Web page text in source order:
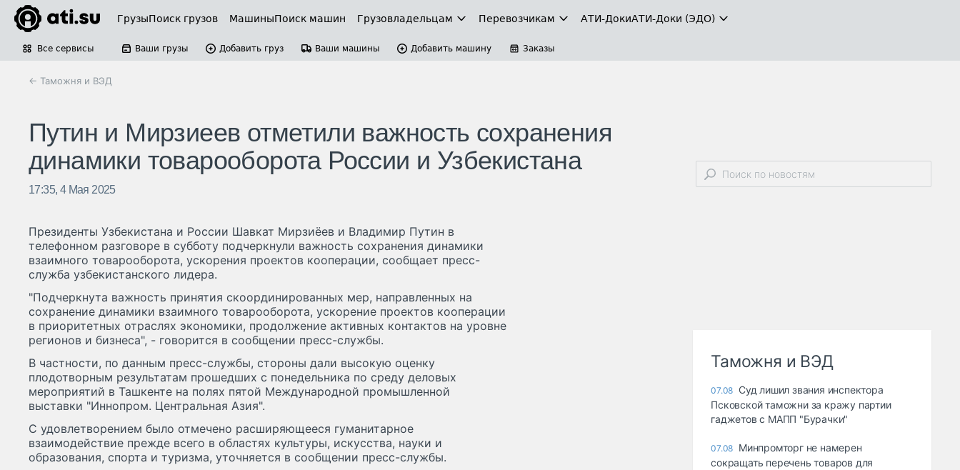
ГрузыПоиск грузов МашиныПоиск машин Грузовладельцам Перевозчикам АТИ-ДокиАТИ-Доки (ЭДО)
Все сервисы Ваши грузы Добавить груз Ваши машины Добавить машину Заказы
← Таможня и ВЭД
Путин и Мирзиеев отметили важность сохранения
динамики товарооборота России и Узбекистана
17:35, 4 Мая 2025
Президенты Узбекистана и России Шавкат Мирзиёев и Владимир Путин в
телефонном разговоре в субботу подчеркнули важность сохранения динамики
взаимного товарооборота, ускорения проектов кооперации, сообщает пресс-
служба узбекистанского лидера.
"Подчеркнута важность принятия скоординированных мер, направленных на
сохранение динамики взаимного товарооборота, ускорение проектов кооперации
в приоритетных отраслях экономики, продолжение активных контактов на уровне
регионов и бизнеса", - говорится в сообщении пресс-службы.
В частности, по данным пресс-службы, стороны дали высокую оценку
плодотворным результатам прошедших с понедельника по среду деловых
мероприятий в Ташкенте на полях пятой Международной промышленной
выставки "Иннопром. Центральная Азия".
С удовлетворением было отмечено расширяющееся гуманитарное
взаимодействие прежде всего в областях культуры, искусства, науки и
образования, спорта и туризма, уточняется в сообщении пресс-службы.
Таможня и ВЭД
07.08 Суд лишил звания инспектора
Псковской таможни за кражу партии
гаджетов с МАПП "Бурачки"
07.08 Минпромторг не намерен
сокращать перечень товаров для